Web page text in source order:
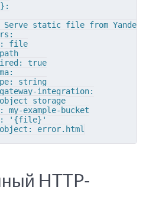
Serve static file from Yandex
file
true
string
integration:
my-example-bucket
'{file}'
error.html
HTTP-